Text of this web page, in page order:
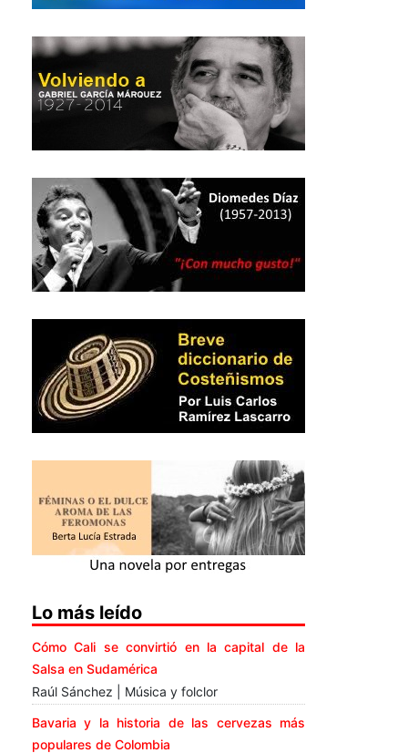
Lo más leído
Cómo Cali se convirtió en la capital de la
Salsa en Sudamérica
Raúl Sánchez | Música y folclor
Bavaria y la historia de las cervezas más
populares de Colombia